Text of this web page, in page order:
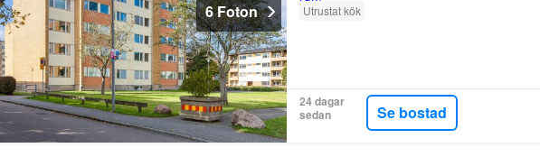
6 Foton
Utrustat kök
24 dagar
sedan
Se bostad